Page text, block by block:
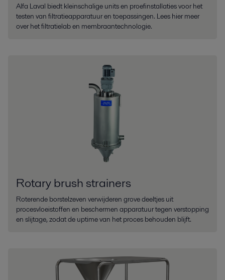
Alfa Laval biedt kleinschalige units en proefinstallaties voor het
testen van filtratieapparatuur en toepassingen. Lees hier meer
over het filtratielab en membraantechnologie.
Rotary brush strainers
Roterende borstelzeven verwijderen grove deeltjes uit
procesvloeistoffen en beschermen apparatuur tegen verstopping
en slijtage, zodat de uptime van het proces behouden blijft.